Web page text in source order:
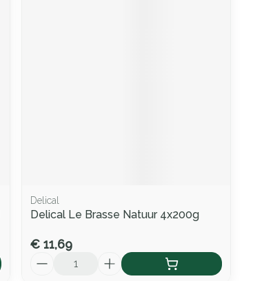
Delical
Delical Le Brasse Natuur 4x200g
€ 11,69